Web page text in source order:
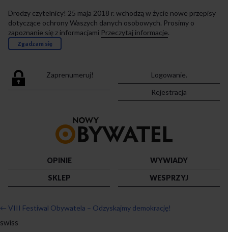
Drodzy czytelnicy! 25 maja 2018 r. wchodzą w życie nowe przepisy
dotyczące ochrony Waszych danych osobowych. Prosimy o
zapoznanie się z informacjami Przeczytaj informacje.
Zgadzam się
Zaprenumeruj!
Logowanie.
Rejestracja
strony
OPINIE
WYWIADY
SKLEP
WESPRZYJ
← VIII Festiwal Obywatela – Odzyskajmy demokrację!
swiss